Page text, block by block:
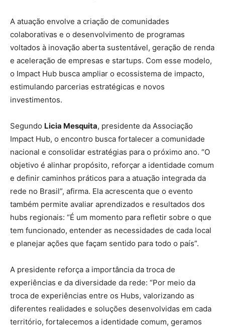
A atuação envolve a criação de comunidades
colaborativas e o desenvolvimento de programas
voltados à inovação aberta sustentável, geração de renda
e aceleração de empresas e startups. Com esse modelo,
o Impact Hub busca ampliar o ecossistema de impacto,
estimulando parcerias estratégicas e novos
investimentos.
Segundo Licia Mesquita, presidente da Associação
Impact Hub, o encontro busca fortalecer a comunidade
nacional e consolidar estratégias para o próximo ano. “O
objetivo é alinhar propósito, reforçar a identidade comum
e definir caminhos práticos para a atuação integrada da
rede no Brasil”, afirma. Ela acrescenta que o evento
também permite avaliar aprendizados e resultados dos
hubs regionais: “É um momento para refletir sobre o que
tem funcionado, entender as necessidades de cada local
e planejar ações que façam sentido para todo o país”.
A presidente reforça a importância da troca de
experiências e da diversidade da rede: “Por meio da
troca de experiências entre os Hubs, valorizando as
diferentes realidades e soluções desenvolvidas em cada
território, fortalecemos a identidade comum, geramos